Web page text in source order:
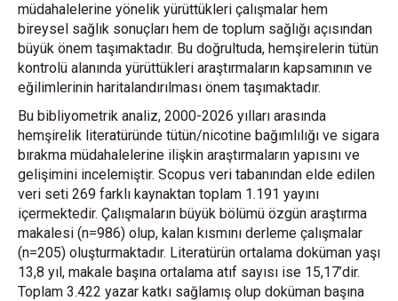
müdahalelerine yönelik yürüttükleri çalışmalar hem
bireysel sağlık sonuçları hem de toplum sağlığı açısından
büyük önem taşımaktadır. Bu doğrultuda, hemşirelerin tütün
kontrolü alanında yürüttükleri araştırmaların kapsamının ve
eğilimlerinin haritalandırılması önem taşımaktadır.
Bu bibliyometrik analiz, 2000-2026 yılları arasında
hemşirelik literatüründe tütün/nicotine bağımlılığı ve sigara
bırakma müdahalelerine ilişkin araştırmaların yapısını ve
gelişimini incelemiştir. Scopus veri tabanından elde edilen
veri seti 269 farklı kaynaktan toplam 1.191 yayını
içermektedir. Çalışmaların büyük bölümü özgün araştırma
makalesi (n=986) olup, kalan kısmını derleme çalışmalar
(n=205) oluşturmaktadır. Literatürün ortalama doküman yaşı
13,8 yıl, makale başına ortalama atıf sayısı ise 15,17’dir.
Toplam 3.422 yazar katkı sağlamış olup doküman başına